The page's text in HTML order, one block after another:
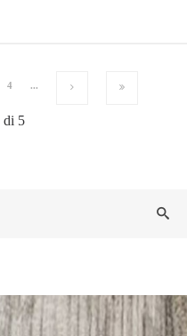
4 ...
di 5